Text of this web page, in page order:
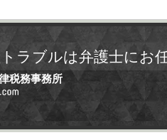
ラブルは弁護士にお
税務事務所